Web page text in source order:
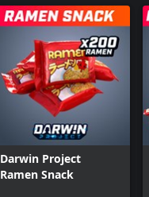
Darwin Project
Ramen Snack